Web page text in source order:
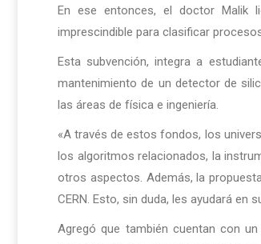
En ese entonces, el doctor Malik
imprescindible para clasificar
Esta subvención, integra a
mantenimiento de un detector de
las áreas de física e ingeniería.
«A través de estos fondos, los
los algoritmos relacionados, la
otros aspectos. Además, la
CERN. Esto, sin duda, les ayudará
Agregó que también cuentan con